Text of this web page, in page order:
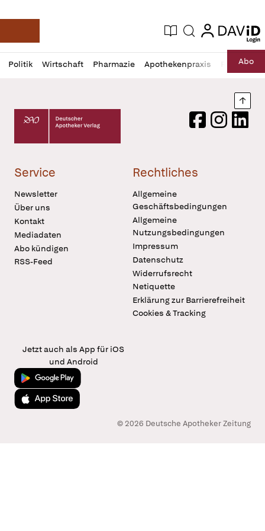
Deutsche Apotheker Zeitung
Aktuelle Ausgabe
Suche login
login
Politik Wirtschaft Pharmazie Apothekenpraxis RechtAbo
Profil
öffnen
Daz
Pur
Deutscher Apotheker Verlag Logo
FacebookInstagram
Service
Newsletter
Über uns
Kontakt
Mediadaten
Abo kündigen
RSS-Feed
Rechtliches
Allgemeine
Geschäftsbedingungen
Allgemeine
Nutzungsbedingungen
Impressum
Datenschutz
Widerrufsrecht
Netiquette
Erklärung zur Barrierefreiheit
Cookies & Tracking
Jetzt auch als App für iOS
und Android
Jetzt bei Google Play
Laden im App Store
© 2026 Deutsche Apotheker Zeitung